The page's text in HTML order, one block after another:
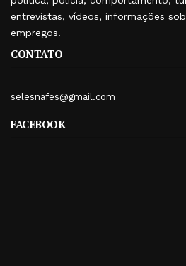
entrevistas, vídeos, informações
empregos.
CONTATO
selesnafes@gmail.com
FACEBOOK